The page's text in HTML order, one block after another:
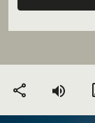
Partager